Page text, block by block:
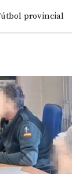
provincial